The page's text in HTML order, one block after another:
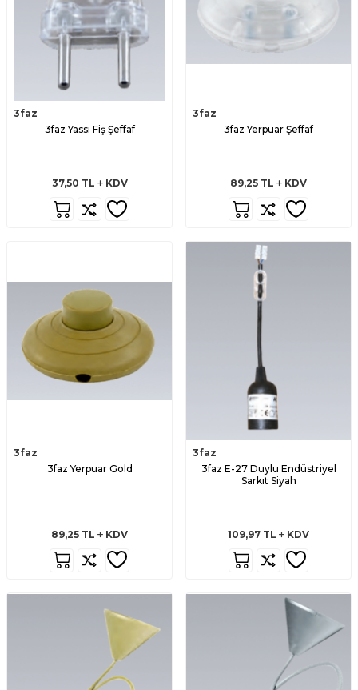
3faz
3faz Yassı Fiş Şeffaf
37,50 TL KDV
3faz
3faz Yerpuar Şeffaf
89,25 TL KDV
3faz
3faz Yerpuar Gold
89,25 TL KDV
3faz
3faz E-27 Duylu Endüstriyel
Sarkıt Siyah
109,97 TL KDV